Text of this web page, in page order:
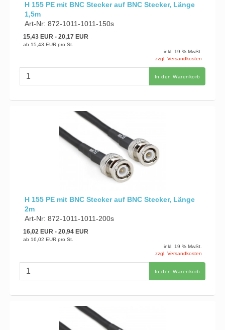
H 155 PE mit BNC Stecker auf BNC Stecker, Länge
1,5m
Art-Nr: 872-1011-1011-150s
15,43 EUR- 20,17 EUR
ab 15,43 EUR pro St.
inkl. 19 % MwSt.
zzgl. Versandkosten
In den Warenkorb
H 155 PE mit BNC Stecker auf BNC Stecker, Länge
2m
Art-Nr: 872-1011-1011-200s
16,02 EUR- 20,94 EUR
ab 16,02 EUR pro St.
inkl. 19 % MwSt.
zzgl. Versandkosten
In den Warenkorb